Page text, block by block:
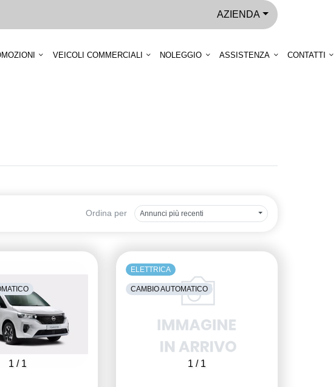
AZIENDA
VEICOLI COMMERCIALI NOLEGGIO ASSISTENZA CONTATTI
Ordina per Annunci più recenti
1 / 1 1 / 1
ELETTRICA
CAMBIO AUTOMATICO